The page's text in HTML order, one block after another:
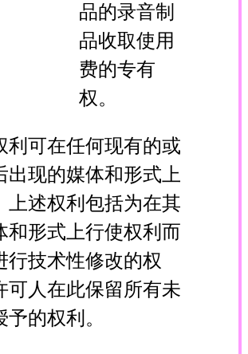
品的录音制
品收取使用
费的专有
权。
利可在任何现有的或
出现的媒体和形式上
上述权利包括为在其
和形式上行使权利而
行技术性修改的权
可人在此保留所有未
予的权利。